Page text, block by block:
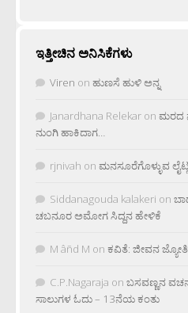
ಇತ್ತೀಚಿನ ಅನಿಸಿಕೆಗಳು
Viren on ಹುಣಸೆ ಹುಳಿ ಅನ್ನ
Janardhana Relekar on ಮರದ
ನುಂಗಿ ಹಾಕಿದಾಗ…
rjnivah on ಮನಸೂರೆಗೊಳ್ಳುವ
Siddanagouda kalakeri on
ಚಬನೂರ ಅಮೋಗ ಸಿದ್ದನ ಹೇಳಿಕೆ
M âñd M on ಕವಿತೆ: ಜೀವನ ಜ್ಯೋತಿ
C.P.Nagaraja on ಬಸವಣ್ಣನ
ಸಾಲುಗಳ ಓದು – 13ನೆಯ ಕಂತು